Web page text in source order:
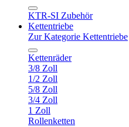
KTR-SI Zubehör
Kettentriebe
Zur Kategorie Kettentriebe
Kettenräder
3/8 Zoll
1/2 Zoll
5/8 Zoll
3/4 Zoll
1 Zoll
Rollenketten